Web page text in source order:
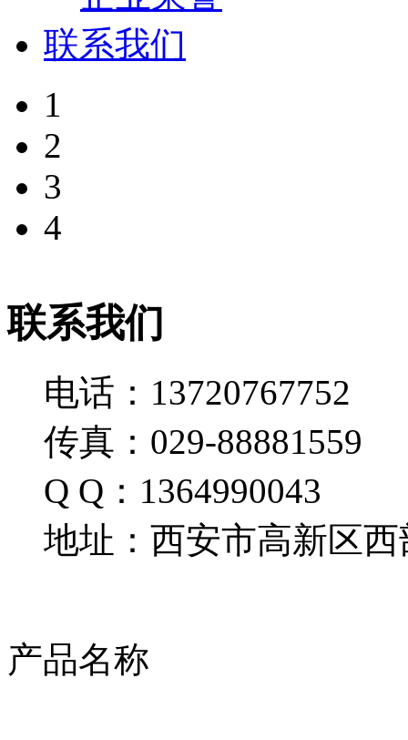
联系我们
1
2
3
4
联系我们
电话：13720767752
传真：029-88881559
Q Q：1364990043
地址：西安市高新区西
产品名称